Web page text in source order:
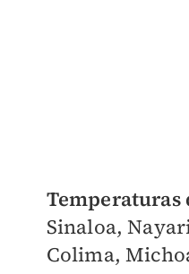
Temperaturas
Sinaloa,
Colima,